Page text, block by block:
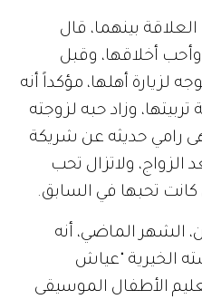
بينهما، قال
أخلاقها، وقبل
أهلها، مؤكداً أنه
وزاد حبه لزوجته
رامي حديثه عن شريكة
الزواج، ولاتزال تحب
تحبها في السابق.
الشهر الماضي، أنه
الخيرية "عياش
الأطفال الموسيقى